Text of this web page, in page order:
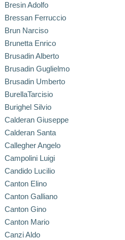
Bresin Adolfo
Bressan Ferruccio
Brun Narciso
Brunetta Enrico
Brusadin Alberto
Brusadin Guglielmo
Brusadin Umberto
BurellaTarcisio
Burighel Silvio
Calderan Giuseppe
Calderan Santa
Callegher Angelo
Campolini Luigi
Candido Lucilio
Canton Elino
Canton Galliano
Canton Gino
Canton Mario
Canzi Aldo